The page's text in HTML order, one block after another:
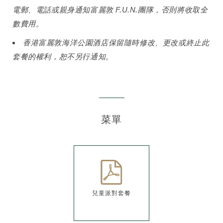
電郵、電話或親身通知富麗敦 F.U.N.團隊，否則將收取全
數費用。
香港富麗敦海洋公園酒店保留隨時修改、更改或終止此
套餐的權利，恕不另行通知。
菜單
兒童派對套餐